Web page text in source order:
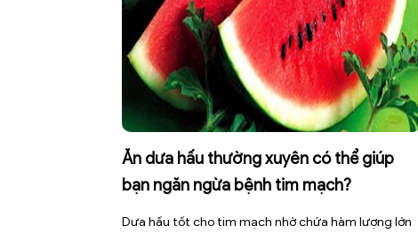
Ăn dưa hấu thường xuyên có thể giúp
bạn ngăn ngừa bệnh tim mạch?
Dưa hấu tốt cho tim mạch nhờ chứa hàm lượng lớn